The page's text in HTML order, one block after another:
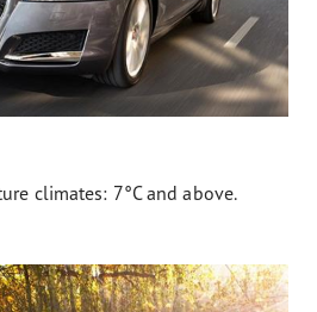
climates: 7°C and above.